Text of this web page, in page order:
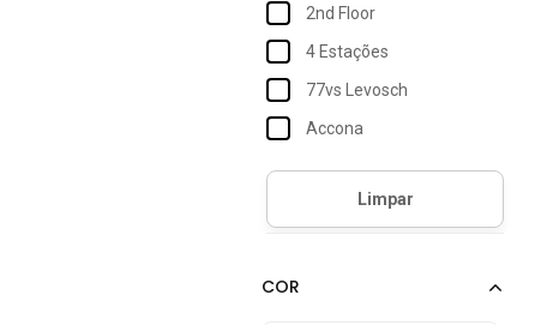
2nd Floor
4 Estações
77vs Levosch
Accona
Acostamento
Acostamento Essentials